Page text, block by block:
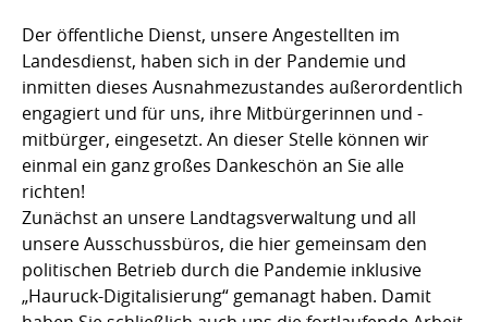
Der öffentliche Dienst, unsere Angestellten im
Landesdienst, haben sich in der Pandemie und
inmitten dieses Ausnahmezustandes außerordentlich
engagiert und für uns, ihre Mitbürgerinnen und -
mitbürger, eingesetzt. An dieser Stelle können wir
einmal ein ganz großes Dankeschön an Sie alle
richten!
Zunächst an unsere Landtagsverwaltung und all
unsere Ausschussbüros, die hier gemeinsam den
politischen Betrieb durch die Pandemie inklusive
„Hauruck-Digitalisierung“ gemanagt haben. Damit